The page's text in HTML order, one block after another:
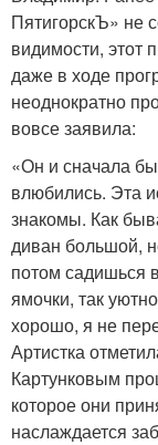
ПятигорскЪ» не
видимости, этот
даже в ходе
неоднократно
вовсе заявила:
«Он и сначала
влюбились. Эта
знакомы. Как
диван большой,
потом садишься
ямочки, так
хорошо, я не
Артистка
Картунковым
которое они
наслаждается